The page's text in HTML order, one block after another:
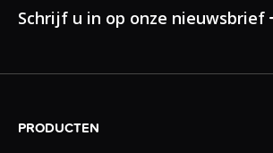
Schrijf u in op onze nieuwsbrief
PRODUCTEN